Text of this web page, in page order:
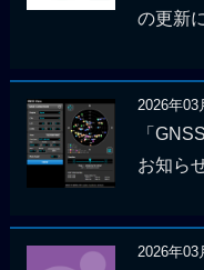
の更新
2026年03
「
お知ら
2026年03